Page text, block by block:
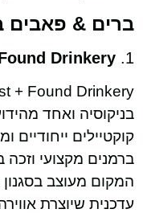
ברים & פאבים
1.
Drinkery
בניקוסיה ואחד
קוקטיילים ייחודיים
ברמנים מקצועי
המקום מעוצב בסגנון